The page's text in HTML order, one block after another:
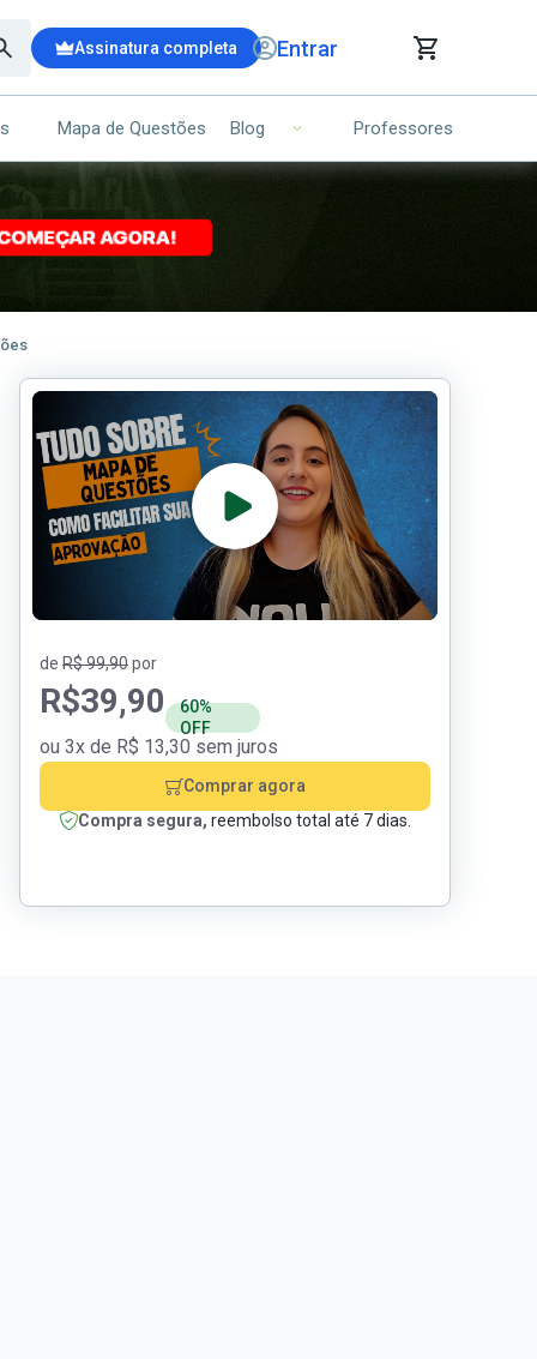
Assinatura completa Entrar
DE COMPRAS
(00)
Ops!
Seu carrinho ainda está vazio.
Mapa de Questões Blog Professores
de R$ 99,90por
R$39,90
60%
OFF
ou 3x de R$ 13,30 sem juros
Comprar agora
Compra segura, reembolso total até 7 dias.